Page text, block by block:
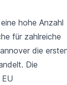
hohe Anzahl
für zahlreiche
die
Die
EU